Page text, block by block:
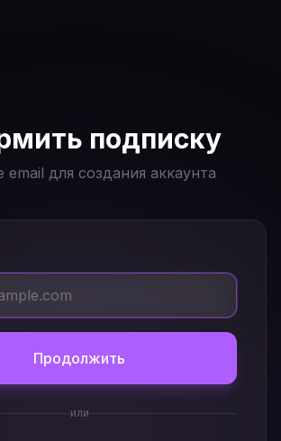
подписку
email для создания аккаунта
Продолжить
или